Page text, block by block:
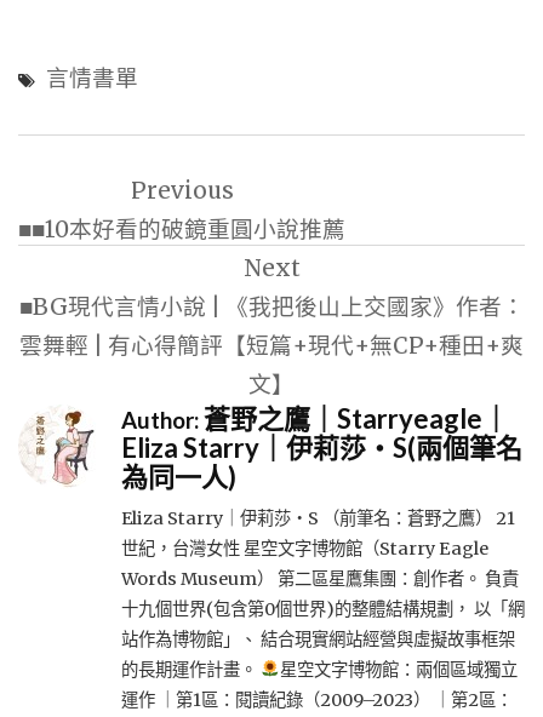
言情書單
導
覽
Previous
■■10本好看的破鏡重圓小說推薦
Next
■BG現代言情小說 | 《我把後山上交國家》作者：
雲舞輕 | 有心得簡評【短篇+現代+無CP+種田+爽
文】
Author:蒼野之鷹｜Starryeagle｜
Eliza Starry｜伊莉莎・S(兩個筆名
為同一人)
Eliza Starry｜伊莉莎・S （前筆名：蒼野之鷹） 21
世紀，台灣女性 星空文字博物館（Starry Eagle
Words Museum） 第二區星鷹集團：創作者。 負責
十九個世界(包含第0個世界)的整體結構規劃， 以「網
站作為博物館」、 結合現實網站經營與虛擬故事框架
的長期運作計畫。
星空文字博物館：兩個區域獨立
運作 ｜第1區：閱讀紀錄（2009–2023） ｜第2區：